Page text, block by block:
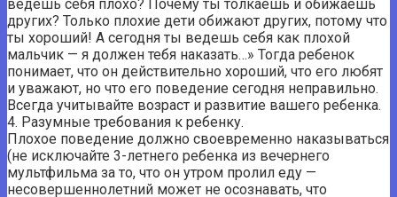
ведешь себя плохо? Почему ты толкаешь и обижаешь
других? Только плохие дети обижают других, потому что
ты хороший! А сегодня ты ведешь себя как плохой
мальчик — я должен тебя наказать…» Тогда ребенок
понимает, что он действительно хороший, что его любят
и уважают, но что его поведение сегодня неправильно.
Всегда учитывайте возраст и развитие вашего ребенка.
4. Разумные требования к ребенку.
Плохое поведение должно своевременно наказываться
(не исключайте 3-летнего ребенка из вечернего
мультфильма за то, что он утром пролил еду —
несовершеннолетний может не осознавать, что